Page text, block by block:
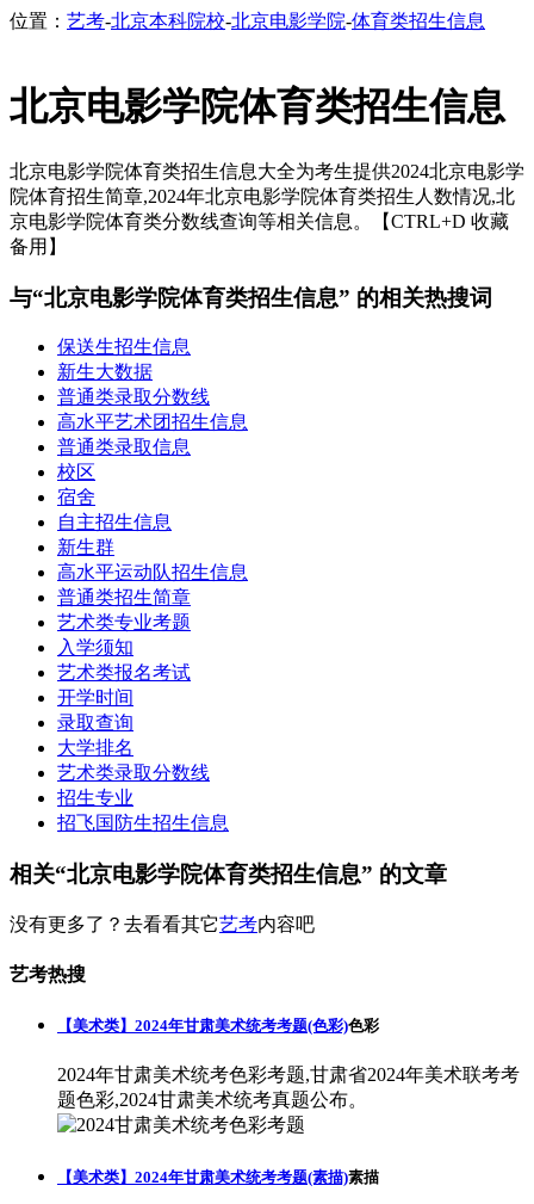
位置： 艺考-北京本科院校-北京电影学院-体育类招生信息
北京电影学院体育类招生信息
北京电影学院体育类招生信息大全为考生提供2024北京电影学
院体育招生简章,2024年北京电影学院体育类招生人数情况,北
京电影学院体育类分数线查询等相关信息。【CTRL+D 收藏
备用】
与“北京电影学院体育类招生信息” 的相关热搜词
保送生招生信息
新生大数据
普通类录取分数线
高水平艺术团招生信息
普通类录取信息
校区
宿舍
自主招生信息
新生群
高水平运动队招生信息
普通类招生简章
艺术类专业考题
入学须知
艺术类报名考试
开学时间
录取查询
大学排名
艺术类录取分数线
招生专业
招飞国防生招生信息
相关“北京电影学院体育类招生信息” 的文章
没有更多了？去看看其它艺考内容吧
艺考热搜
【美术类】2024年甘肃美术统考考题(色彩)色彩
2024年甘肃美术统考色彩考题,甘肃省2024年美术联考考
题色彩,2024甘肃美术统考真题公布。
【美术类】2024年甘肃美术统考考题(素描)素描